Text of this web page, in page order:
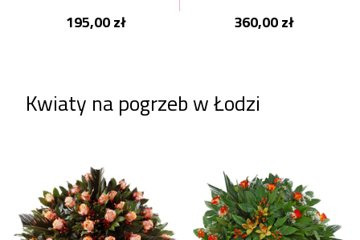
195,00 zł 360,00 zł
Kwiaty na pogrzeb w Łodzi